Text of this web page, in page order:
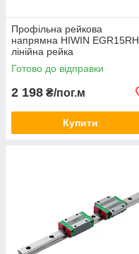
Профільна рейкова
напрямна HIWIN EGR15RH,
лінійна рейка
Готово до відправки
2 198 ₴/пог.м
Купити